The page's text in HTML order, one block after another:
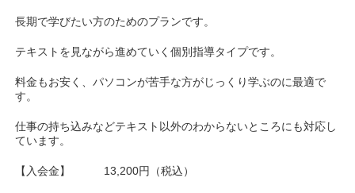
長期で学びたい方のためのプランです。
テキストを見ながら進めていく個別指導タイプです。
料金もお安く、パソコンが苦手な方がじっくり学ぶのに最適で
す。
仕事の持ち込みなどテキスト以外のわからないところにも対応し
ています。
【入会金】 13,200円（税込）